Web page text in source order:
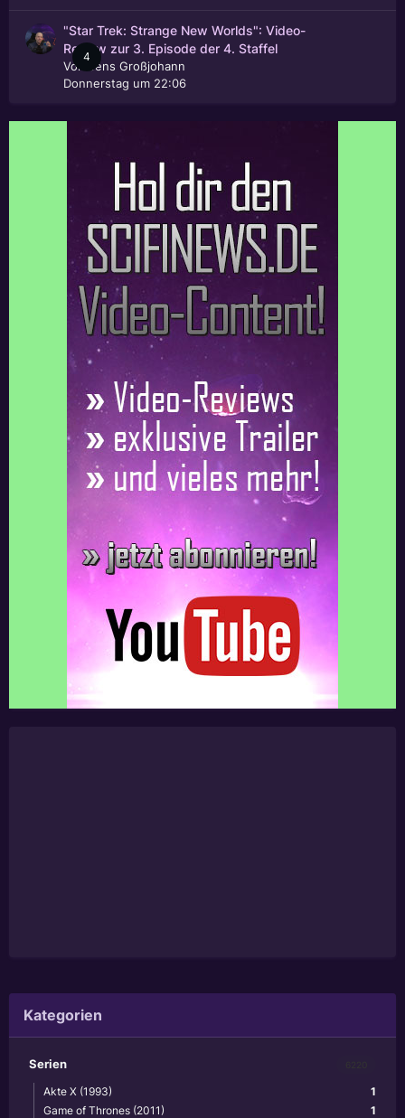
4
"Star Trek: Strange New Worlds": Video-
Review zur 3. Episode der 4. Staffel
Von
Jens Großjohann
Donnerstag um 22:06
Kategorien
Serien
1
Akte X (1993)
1
Game of Thrones (2011)